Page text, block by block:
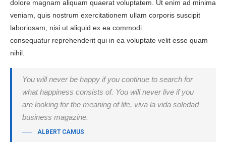
dolore magnam aliquam quaerat voluptatem. Ut enim ad minima
veniam, quis nostrum exercitationem ullam corporis suscipit
laboriosam, nisi ut aliquid ex ea commodi
consequatur reprehenderit qui in ea voluptate velit esse quam
nihil.
You will never be happy if you continue to search for
what happiness consists of. You will never live if you
are looking for the meaning of life, viva la vida soledad
business magazine.
ALBERT CAMUS